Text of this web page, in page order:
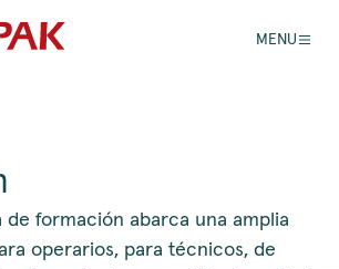
MENU
de formación abarca una amplia
operarios, para técnicos, de